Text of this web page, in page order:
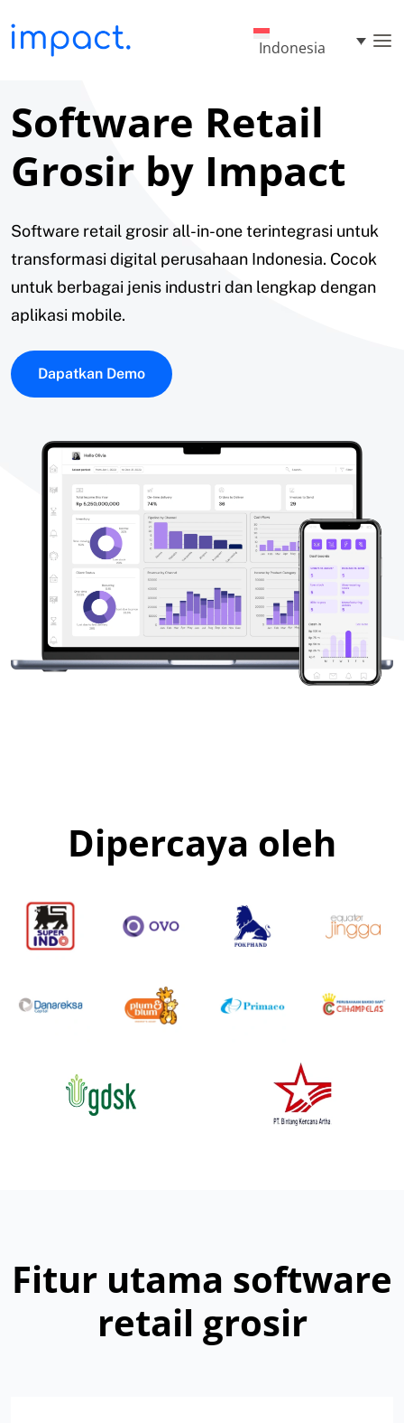
Indonesia
Software Retail
Grosir by Impact
Software retail grosir all-in-one terintegrasi untuk
transformasi digital perusahaan Indonesia. Cocok
untuk berbagai jenis industri dan lengkap dengan
aplikasi mobile.
Dapatkan Demo
Dipercaya oleh
Fitur utama software
retail grosir